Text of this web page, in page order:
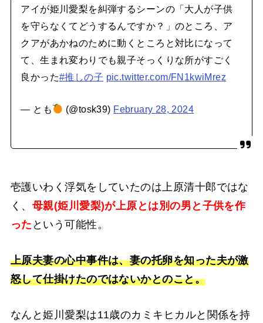
アイが姫川愛梨を糾弾するシーンの「大人が子供
を守らなくてどうするんですか？」のところ、ア
クアがあかねのために動くところと対比になって
て、生まれ変わりでも親子そっくりな所がすごく
良かった#推しの子 pic.twitter.com/FN1kwiMrez
— とも (@tosk39) February 28, 2024
壱護いわく浮気をしていたのは上原清十郎ではな
く、 母親(姫川愛梨)が上原とは別の男と子供を作
った という可能性。
上原夫妻の心中事件は、妻の托卵を知った夫が激
怒して仕掛けたのではないかとのこと。
なんと姫川愛梨は11歳のカミキヒカルと関係を持